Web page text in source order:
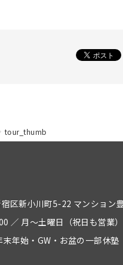
tour_thumb
区新小川町5-22 マンション
／ 月～土曜日（祝日も営業）
年始・GW・お盆の一部休